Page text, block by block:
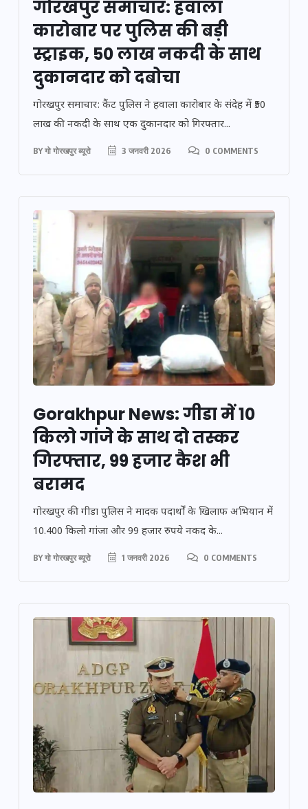
गोरखपुर समाचार: हवाला
कारोबार पर पुलिस की बड़ी
स्ट्राइक, 50 लाख नकदी के साथ
दुकानदार को दबोचा
गोरखपुर समाचार: कैंट पुलिस ने हवाला कारोबार के संदेह में ₹50
लाख की नकदी के साथ एक दुकानदार को गिरफ्तार...
BYगो गोरखपुर ब्यूरो 3 जनवरी 2026 0 COMMENTS
Gorakhpur News: गीडा में 10
किलो गांजे के साथ दो तस्कर
गिरफ्तार, 99 हजार कैश भी
बरामद
गोरखपुर की गीडा पुलिस ने मादक पदार्थों के खिलाफ अभियान में
10.400 किलो गांजा और 99 हजार रुपये नकद के...
BYगो गोरखपुर ब्यूरो 1 जनवरी 2026 0 COMMENTS